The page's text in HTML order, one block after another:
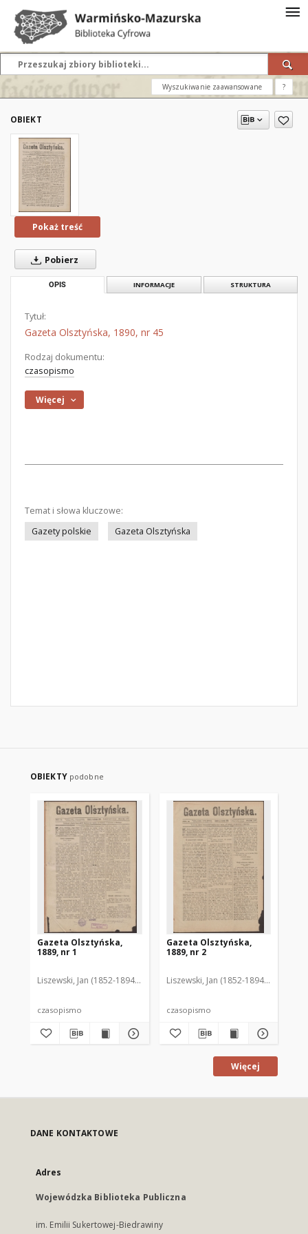
Wyszukiwanie zaawansowane ?
OBIEKT
Pokaż treść
Pobierz
OPIS INFORMACJE STRUKTURA
Tytuł:
Gazeta Olsztyńska, 1890, nr 45
Rodzaj dokumentu:
czasopismo
Więcej
Temat i słowa kluczowe:
Gazety polskie
Gazeta Olsztyńska
OBIEKTY podobne
Gazeta Olsztyńska,
1889, nr 1
Liszewski, Jan (1852-1894). Red.
czasopismo
Gazeta Olsztyńska,
1889, nr 2
Liszewski, Jan (1852-1894). Red.
czasopismo
Więcej
DANE KONTAKTOWE
Adres
Wojewódzka Biblioteka Publiczna
im. Emilii Sukertowej-Biedrawiny